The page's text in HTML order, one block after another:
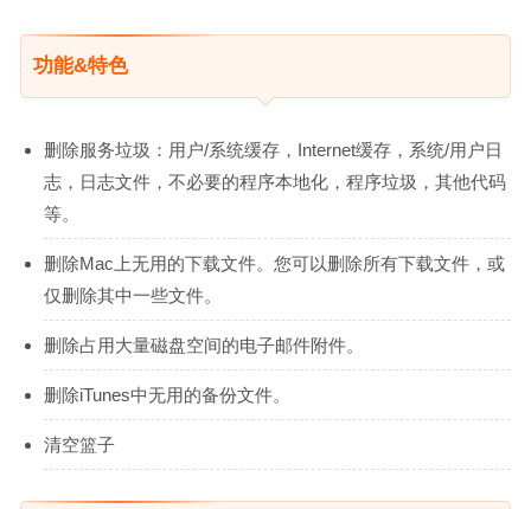
功能&特色
删除服务垃圾：用户/系统缓存，Internet缓存，系统/用户日
志，日志文件，不必要的程序本地化，程序垃圾，其他代码
等。
删除Mac上无用的下载文件。您可以删除所有下载文件，或
仅删除其中一些文件。
删除占用大量磁盘空间的电子邮件附件。
删除iTunes中无用的备份文件。
清空篮子